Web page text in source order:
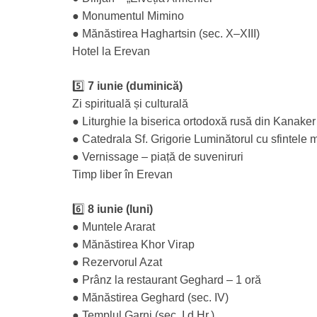
● Monumentul Mimino
● Mănăstirea Haghartsin (sec. X–XIII)
Hotel la Erevan
5️⃣ 7 iunie (duminică)
Zi spirituală și culturală
● Liturghie la biserica ortodoxă rusă din Kanaker
● Catedrala Sf. Grigorie Luminătorul cu sfintele
● Vernissage – piață de suveniruri
Timp liber în Erevan
6️⃣ 8 iunie (luni)
● Muntele Ararat
● Mănăstirea Khor Virap
● Rezervorul Azat
● Prânz la restaurant Geghard – 1 oră
● Mănăstirea Geghard (sec. IV)